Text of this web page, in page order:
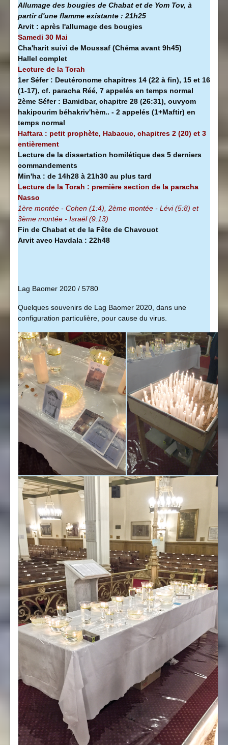
Allumage des bougies de Chabat et de Yom Tov, à
partir d'une flamme existante : 21h25
Arvit : après l'allumage des bougies
Samedi 30 Mai
Cha'harit suivi de Moussaf (Chéma avant 9h45)
Hallel complet
Lecture de la Torah
1er Séfer : Deutéronome chapitres 14 (22 à fin), 15 et 16
(1-17), cf. paracha Réé, 7 appelés en temps normal
2ème Séfer : Bamidbar, chapitre 28 (26:31), ouvyom
hakipourim béhakriv'hèm.. - 2 appelés (1+Maftir) en
temps normal
Haftara : petit prophète, Habacuc, chapitres 2 (20) et 3
entièrement
Lecture de la dissertation homilétique des 5 derniers
commandements
Min'ha : de 14h28 à 21h30 au plus tard
Lecture de la Torah : première section de la paracha
Nasso
1ère montée - Cohen (1:4), 2ème montée - Lévi (5:8) et
3ème montée - Israël (9:13)
Fin de Chabat et de la Fête de Chavouot
Arvit avec Havdala : 22h48
Lag Baomer 2020 / 5780
Quelques souvenirs de Lag Baomer 2020, dans une
configuration particulière, pour cause du virus.